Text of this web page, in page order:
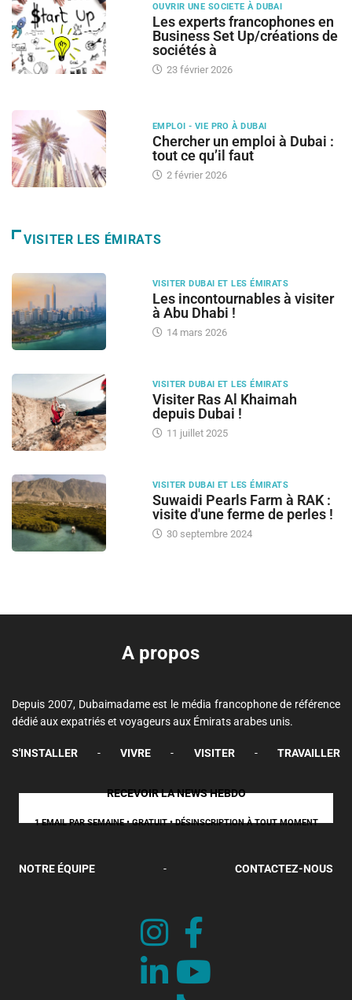
OUVRIR UNE SOCIETE À DUBAI
Les experts francophones en
Business Set Up/créations de
sociétés à
23 février 2026
EMPLOI - VIE PRO À DUBAI
Chercher un emploi à Dubai :
tout ce qu’il faut
2 février 2026
VISITER LES ÉMIRATS
VISITER DUBAI ET LES ÉMIRATS
Les incontournables à visiter
à Abu Dhabi !
14 mars 2026
VISITER DUBAI ET LES ÉMIRATS
Visiter Ras Al Khaimah
depuis Dubai !
11 juillet 2025
VISITER DUBAI ET LES ÉMIRATS
Suwaidi Pearls Farm à RAK :
visite d'une ferme de perles !
30 septembre 2024
A propos
Depuis 2007, Dubaimadame est le média francophone de référence
dédié aux expatriés et voyageurs aux Émirats arabes unis.
S'INSTALLER - VIVRE - VISITER - TRAVAILLER
RECEVOIR LA NEWS HEBDO
1 EMAIL PAR SEMAINE • GRATUIT • DÉSINSCRIPTION À TOUT MOMENT
NOTRE ÉQUIPE - CONTACTEZ-NOUS